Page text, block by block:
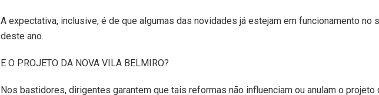
A expectativa, inclusive, é de que algumas das novidades já estejam em funcionamento no
deste ano.
E O PROJETO DA NOVA VILA BELMIRO?
Nos bastidores, dirigentes garantem que tais reformas não influenciam ou anulam o projeto